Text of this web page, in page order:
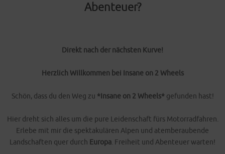
Abenteuer?
Direkt nach der nächsten Kurve!
Herzlich Willkommen bei Insane on 2 Wheels
Schön, dass du den Weg zu *Insane on 2 Wheels* gefunden hast!
Hier dreht sich alles um die pure Leidenschaft fürs Motorradfahren.
Erlebe mit mir die spektakulären Alpen und atemberaubende
Landschaften quer durch Europa. Freiheit und Abenteuer warten!